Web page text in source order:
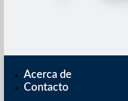
Acerca de
Contacto